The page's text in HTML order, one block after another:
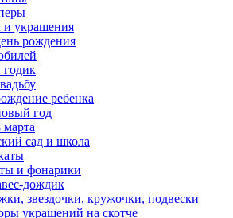
и украшения
рождения
годик
ребенка
год
марта
сад и школа
и фонарики
дождик
звездочки, кружочки, подвески
украшений на скотче